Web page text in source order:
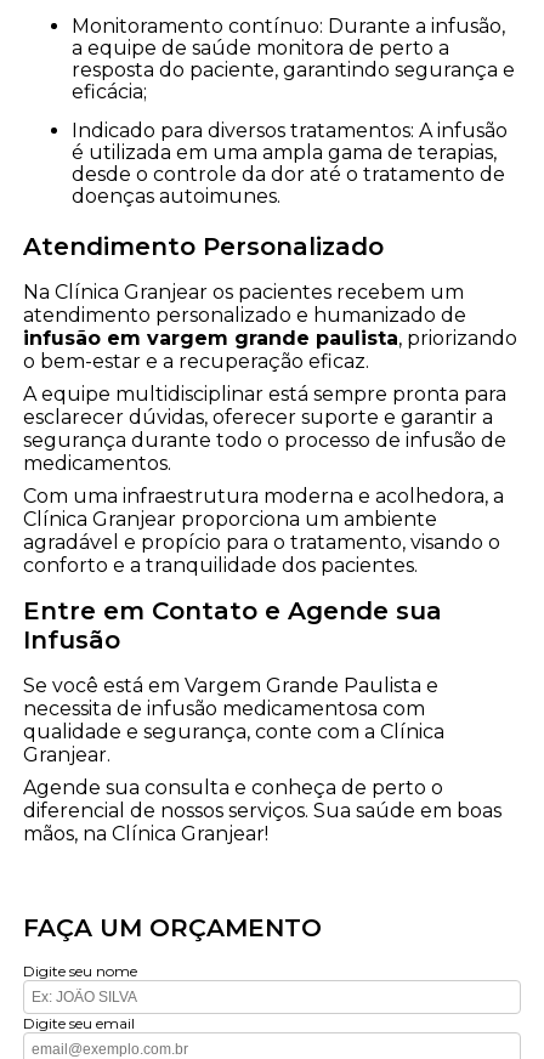
Monitoramento contínuo: Durante a infusão,
a equipe de saúde monitora de perto a
resposta do paciente, garantindo segurança e
eficácia;
Indicado para diversos tratamentos: A infusão
é utilizada em uma ampla gama de terapias,
desde o controle da dor até o tratamento de
doenças autoimunes.
Atendimento Personalizado
Na Clínica Granjear os pacientes recebem um
atendimento personalizado e humanizado de
infusão em vargem grande paulista, priorizando
o bem-estar e a recuperação eficaz.
A equipe multidisciplinar está sempre pronta para
esclarecer dúvidas, oferecer suporte e garantir a
segurança durante todo o processo de infusão de
medicamentos.
Com uma infraestrutura moderna e acolhedora, a
Clínica Granjear proporciona um ambiente
agradável e propício para o tratamento, visando o
conforto e a tranquilidade dos pacientes.
Entre em Contato e Agende sua
Infusão
Se você está em Vargem Grande Paulista e
necessita de infusão medicamentosa com
qualidade e segurança, conte com a Clínica
Granjear.
Agende sua consulta e conheça de perto o
diferencial de nossos serviços. Sua saúde em boas
mãos, na Clínica Granjear!
FAÇA UM ORÇAMENTO
Digite seu nome
Digite seu email